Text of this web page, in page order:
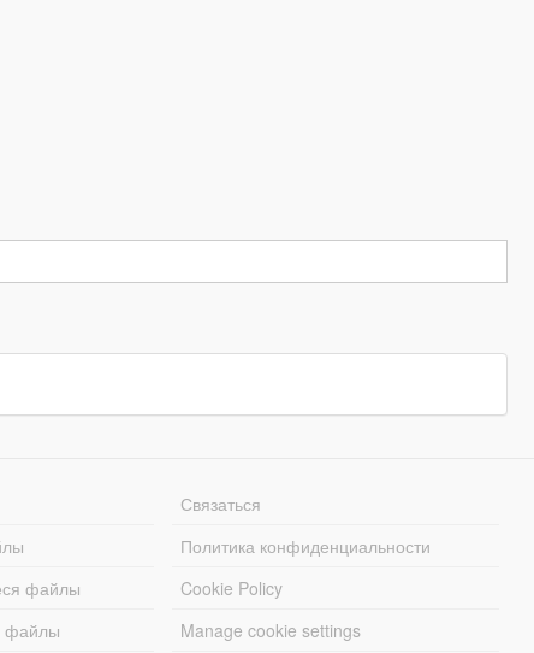
файлы
файлы
Связаться
Политика конфиденциальности
Cookie Policy
Manage cookie settings